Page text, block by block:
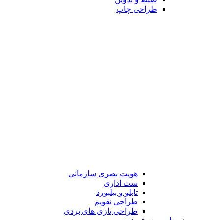
طراحی چاپ
هویت بصری سازمانی
ست اداری
تابلو و بیلبورد
طراحی تقویم
طراحی بازی های بردی